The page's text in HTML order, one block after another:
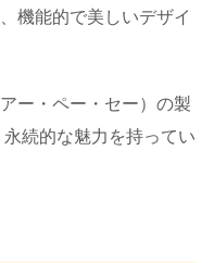
機能的で美しいデザイ
ー・ペー・セー）の製
続的な魅力を持ってい